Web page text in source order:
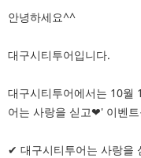
안녕하세요^^
대구시티투어입니다.
대구시티투어에서는 10월
어는 사랑을 싣고❤' 이벤
✔ 대구시티투어는 사랑을